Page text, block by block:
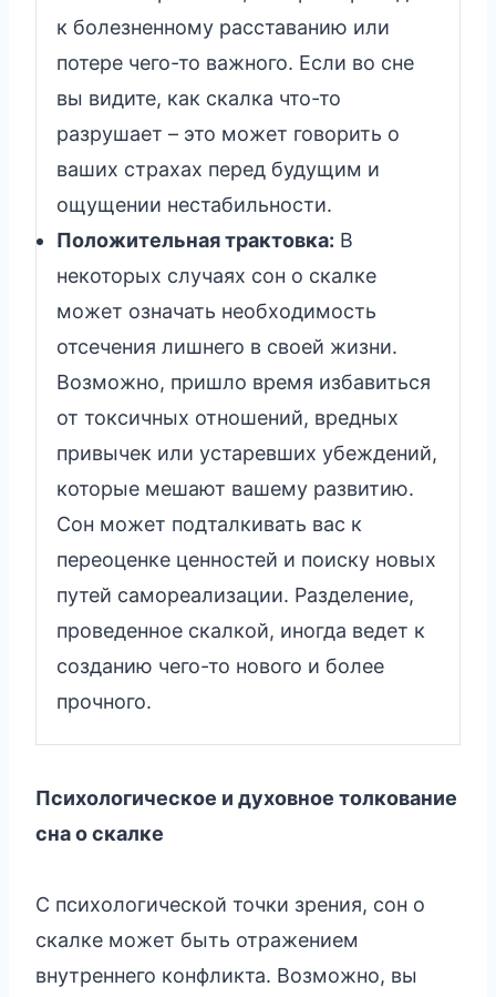
к болезненному расставанию или
потере чего-то важного. Если во сне
вы видите, как скалка что-то
разрушает – это может говорить о
ваших страхах перед будущим и
ощущении нестабильности.
Положительная трактовка: В
некоторых случаях сон о скалке
может означать необходимость
отсечения лишнего в своей жизни.
Возможно, пришло время избавиться
от токсичных отношений, вредных
привычек или устаревших убеждений,
которые мешают вашему развитию.
Сон может подталкивать вас к
переоценке ценностей и поиску новых
путей самореализации. Разделение,
проведенное скалкой, иногда ведет к
созданию чего-то нового и более
прочного.
Психологическое и духовное толкование
сна о скалке
С психологической точки зрения, сон о
скалке может быть отражением
внутреннего конфликта. Возможно, вы